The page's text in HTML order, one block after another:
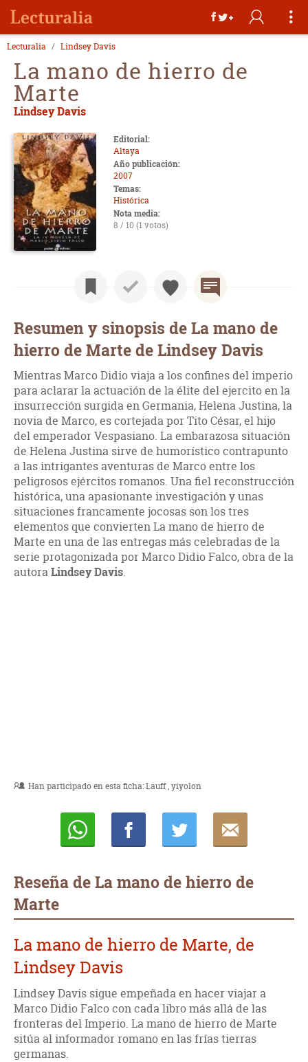
Lecturalia Lindsey Davis
La mano de hierro de
Marte
Lindsey Davis
Editorial:
Altaya
Año publicación:
2007
Temas:
Histórica
Nota media:
8 / 10 (1 votos)
Resumen y sinopsis de La mano de
hierro de Marte de Lindsey Davis
Mientras Marco Didio viaja a los confines del imperio
para aclarar la actuación de la élite del ejercito en la
insurrección surgida en Germania, Helena Justina, la
novia de Marco, es cortejada por Tito César, el hijo
del emperador Vespasiano. La embarazosa situación
de Helena Justina sirve de humorístico contrapunto
a las intrigantes aventuras de Marco entre los
peligrosos ejércitos romanos. Una fiel reconstrucción
histórica, una apasionante investigación y unas
situaciones francamente jocosas son los tres
elementos que convierten La mano de hierro de
Marte en una de las entregas más celebradas de la
serie protagonizada por Marco Didio Falco, obra de la
autoraLindsey Davis.
Han participado en esta ficha:Lauff yiyolon
Reseña de La mano de hierro de
Marte
La mano de hierro de Marte, de
Lindsey Davis
Lindsey Davis sigue empeñada en hacer viajar a
Marco Didio Falco con cada libro más allá de las
fronteras del Imperio. La mano de hierro de Marte
sitúa al informador romano en las frías tierras
germanas.